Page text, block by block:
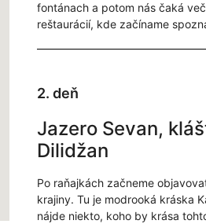
fontánach a potom nás čaká
reštaurácií, kde začíname
2. deň
Jazero Sevan,
Dilidžan
Po raňajkách začneme
krajiny. Tu je modrooká kráska
nájde niekto, koho by krása